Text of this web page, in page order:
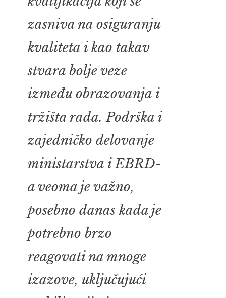
zasniva na osiguranju
kvaliteta i kao takav
stvara bolje veze
između obrazovanja i
tržišta rada. Podrška i
zajedničko delovanje
ministarstva i EBRD-
a veoma je važno,
posebno danas kada je
potrebno brzo
reagovati na mnoge
izazove, uključujući